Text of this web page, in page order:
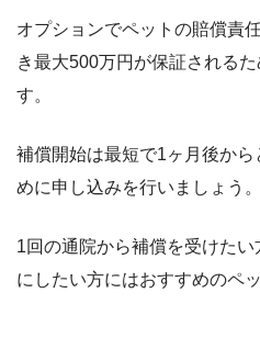
オプションでペットの賠償責
き最大500万円が保証される
す。
補償開始は最短で1ヶ月後か
めに申し込みを行いましょう。
1回の通院から補償を受けた
にしたい方にはおすすめのペ